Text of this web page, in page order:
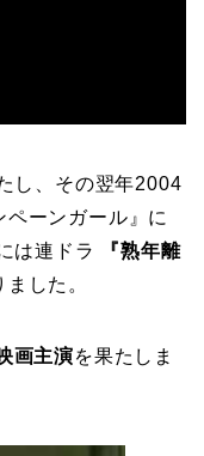
し、その翌年2004
ーンガール』に
は連ドラ
『熟年離
ました。
画主演を果たしま